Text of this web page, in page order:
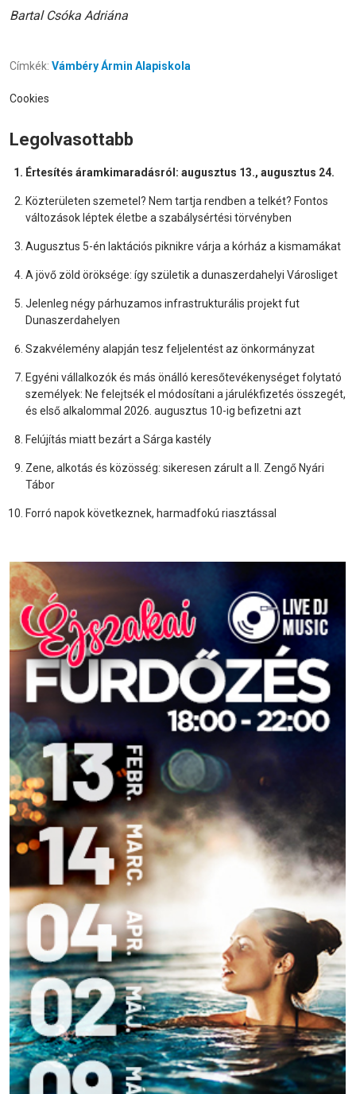
Bartal Csóka Adriána
Címkék: Vámbéry Ármin Alapiskola
Cookies
Legolvasottabb
Értesítés áramkimaradásról: augusztus 13., augusztus 24.
Közterületen szemetel? Nem tartja rendben a telkét? Fontos
változások léptek életbe a szabálysértési törvényben
Augusztus 5-én laktációs piknikre várja a kórház a kismamákat
A jövő zöld öröksége: így születik a dunaszerdahelyi Városliget
Jelenleg négy párhuzamos infrastrukturális projekt fut
Dunaszerdahelyen
Szakvélemény alapján tesz feljelentést az önkormányzat
Egyéni vállalkozók és más önálló keresőtevékenységet folytató
személyek: Ne felejtsék el módosítani a járulékfizetés összegét,
és első alkalommal 2026. augusztus 10-ig befizetni azt
Felújítás miatt bezárt a Sárga kastély
Zene, alkotás és közösség: sikeresen zárult a II. Zengő Nyári
Tábor
Forró napok következnek, harmadfokú riasztással